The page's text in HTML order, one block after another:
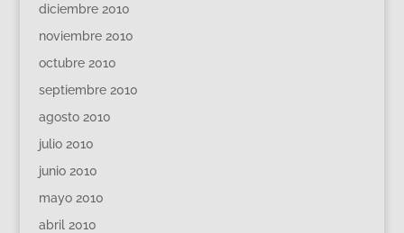
diciembre 2010
noviembre 2010
octubre 2010
septiembre 2010
agosto 2010
julio 2010
junio 2010
mayo 2010
abril 2010